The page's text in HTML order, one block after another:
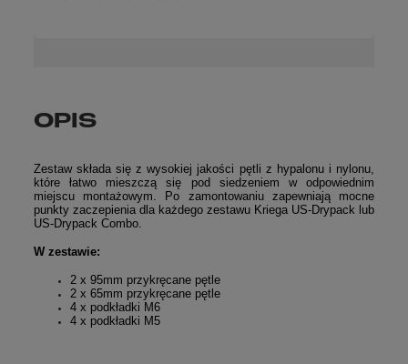
OPIS
Zestaw składa się z wysokiej jakości pętli z hypalonu i nylonu,
które łatwo mieszczą się pod siedzeniem w odpowiednim
miejscu montażowym. Po zamontowaniu zapewniają mocne
punkty zaczepienia dla każdego zestawu Kriega US-Drypack lub
US-Drypack Combo.
W zestawie:
2 x 95mm przykręcane pętle
2 x 65mm przykręcane pętle
4 x podkładki M6
4 x podkładki M5